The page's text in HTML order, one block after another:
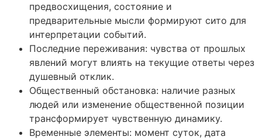
предвосхищения, состояние и
предварительные мысли формируют сито для
интерпретации событий.
Последние переживания: чувства от прошлых
явлений могут влиять на текущие ответы через
душевный отклик.
Общественный обстановка: наличие разных
людей или изменение общественной позиции
трансформирует чувственную динамику.
Временные элементы: момент суток, дата